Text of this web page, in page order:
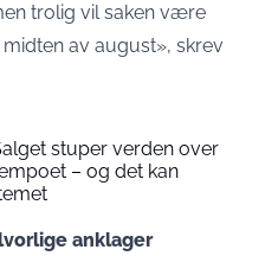
trolig vil saken være
av august», skrev
stuper verden over
– og det kan
anklager